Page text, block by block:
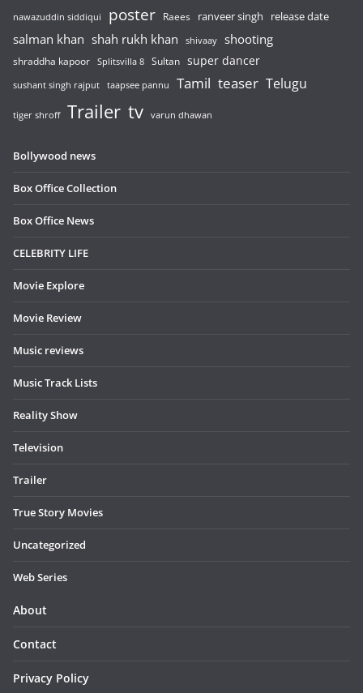
nawazuddin siddiqui poster Raees ranveer singh release date
salman khan shah rukh khan shivaay shooting
shraddha kapoor Splitsvilla 8 Sultan super dancer
sushant singh rajput taapsee pannu Tamil teaser Telugu
tiger shroff Trailer tv varun dhawan
Bollywood news
Box Office Collection
Box Office News
CELEBRITY LIFE
Movie Explore
Movie Review
Music reviews
Music Track Lists
Reality Show
Television
Trailer
True Story Movies
Uncategorized
Web Series
About
Contact
Privacy Policy